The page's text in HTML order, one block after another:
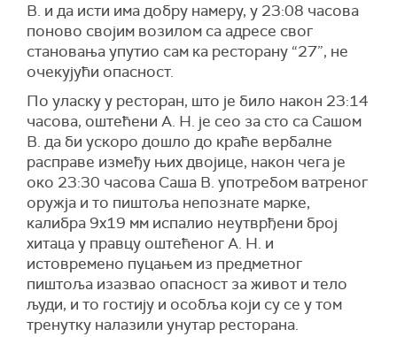
В. и да исти има добру намеру, у 23:08 часова
поново својим возилом са адресе свог
становања упутио сам ка ресторану “27”, не
очекујући опасност.
По уласку у ресторан, што је било након 23:14
часова, оштећени А. Н. је сео за сто са Сашом
В. да би ускоро дошло до краће вербалне
расправе између њих двојице, након чега је
око 23:30 часова Саша В. употребом ватреног
оружја и то пиштоља непознате марке,
калибра 9x19 мм испалио неутврђени број
хитаца у правцу оштећеног А. Н. и
истовремено пуцањем из предметног
пиштоља изазвао опасност за живот и тело
људи, и то гостију и особља који су се у том
тренутку налазили унутар ресторана.